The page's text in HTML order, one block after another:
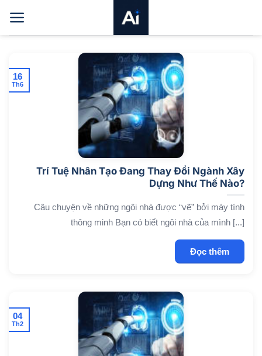
qua
nội
Trí Tuệ Nhân Tạo Đang Thay Đổi Ngành Xây
Dựng Như Thế Nào?
Câu chuyện về những ngôi nhà được “vẽ” bởi máy tính
thông minh Bạn có biết ngôi nhà của mình [...]
Đọc thêm
16
Th6
04
Th2